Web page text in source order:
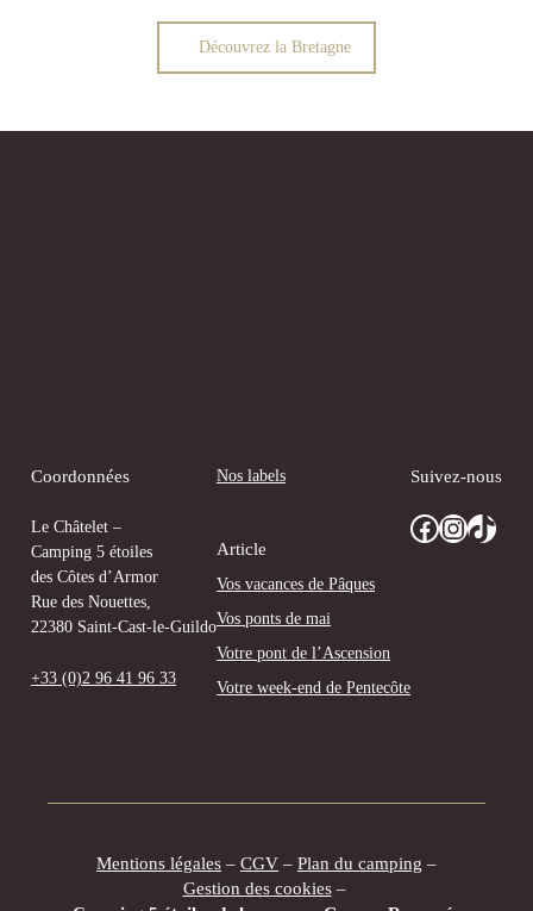
Découvrez la Bretagne
Coordonnées
Le Châtelet –
Camping 5 étoiles
des Côtes d’Armor
Rue des Nouettes,
22380 Saint-Cast-le-Guildo
+33 (0)2 96 41 96 33
Nos labels
Article
Vos vacances de Pâques
Vos ponts de mai
Votre pont de l’Ascension
Votre week-end de Pentecôte
Suivez-nous
Facebook InstagramTikTok
Mentions légales – CGV – Plan du camping –
Gestion des cookies–